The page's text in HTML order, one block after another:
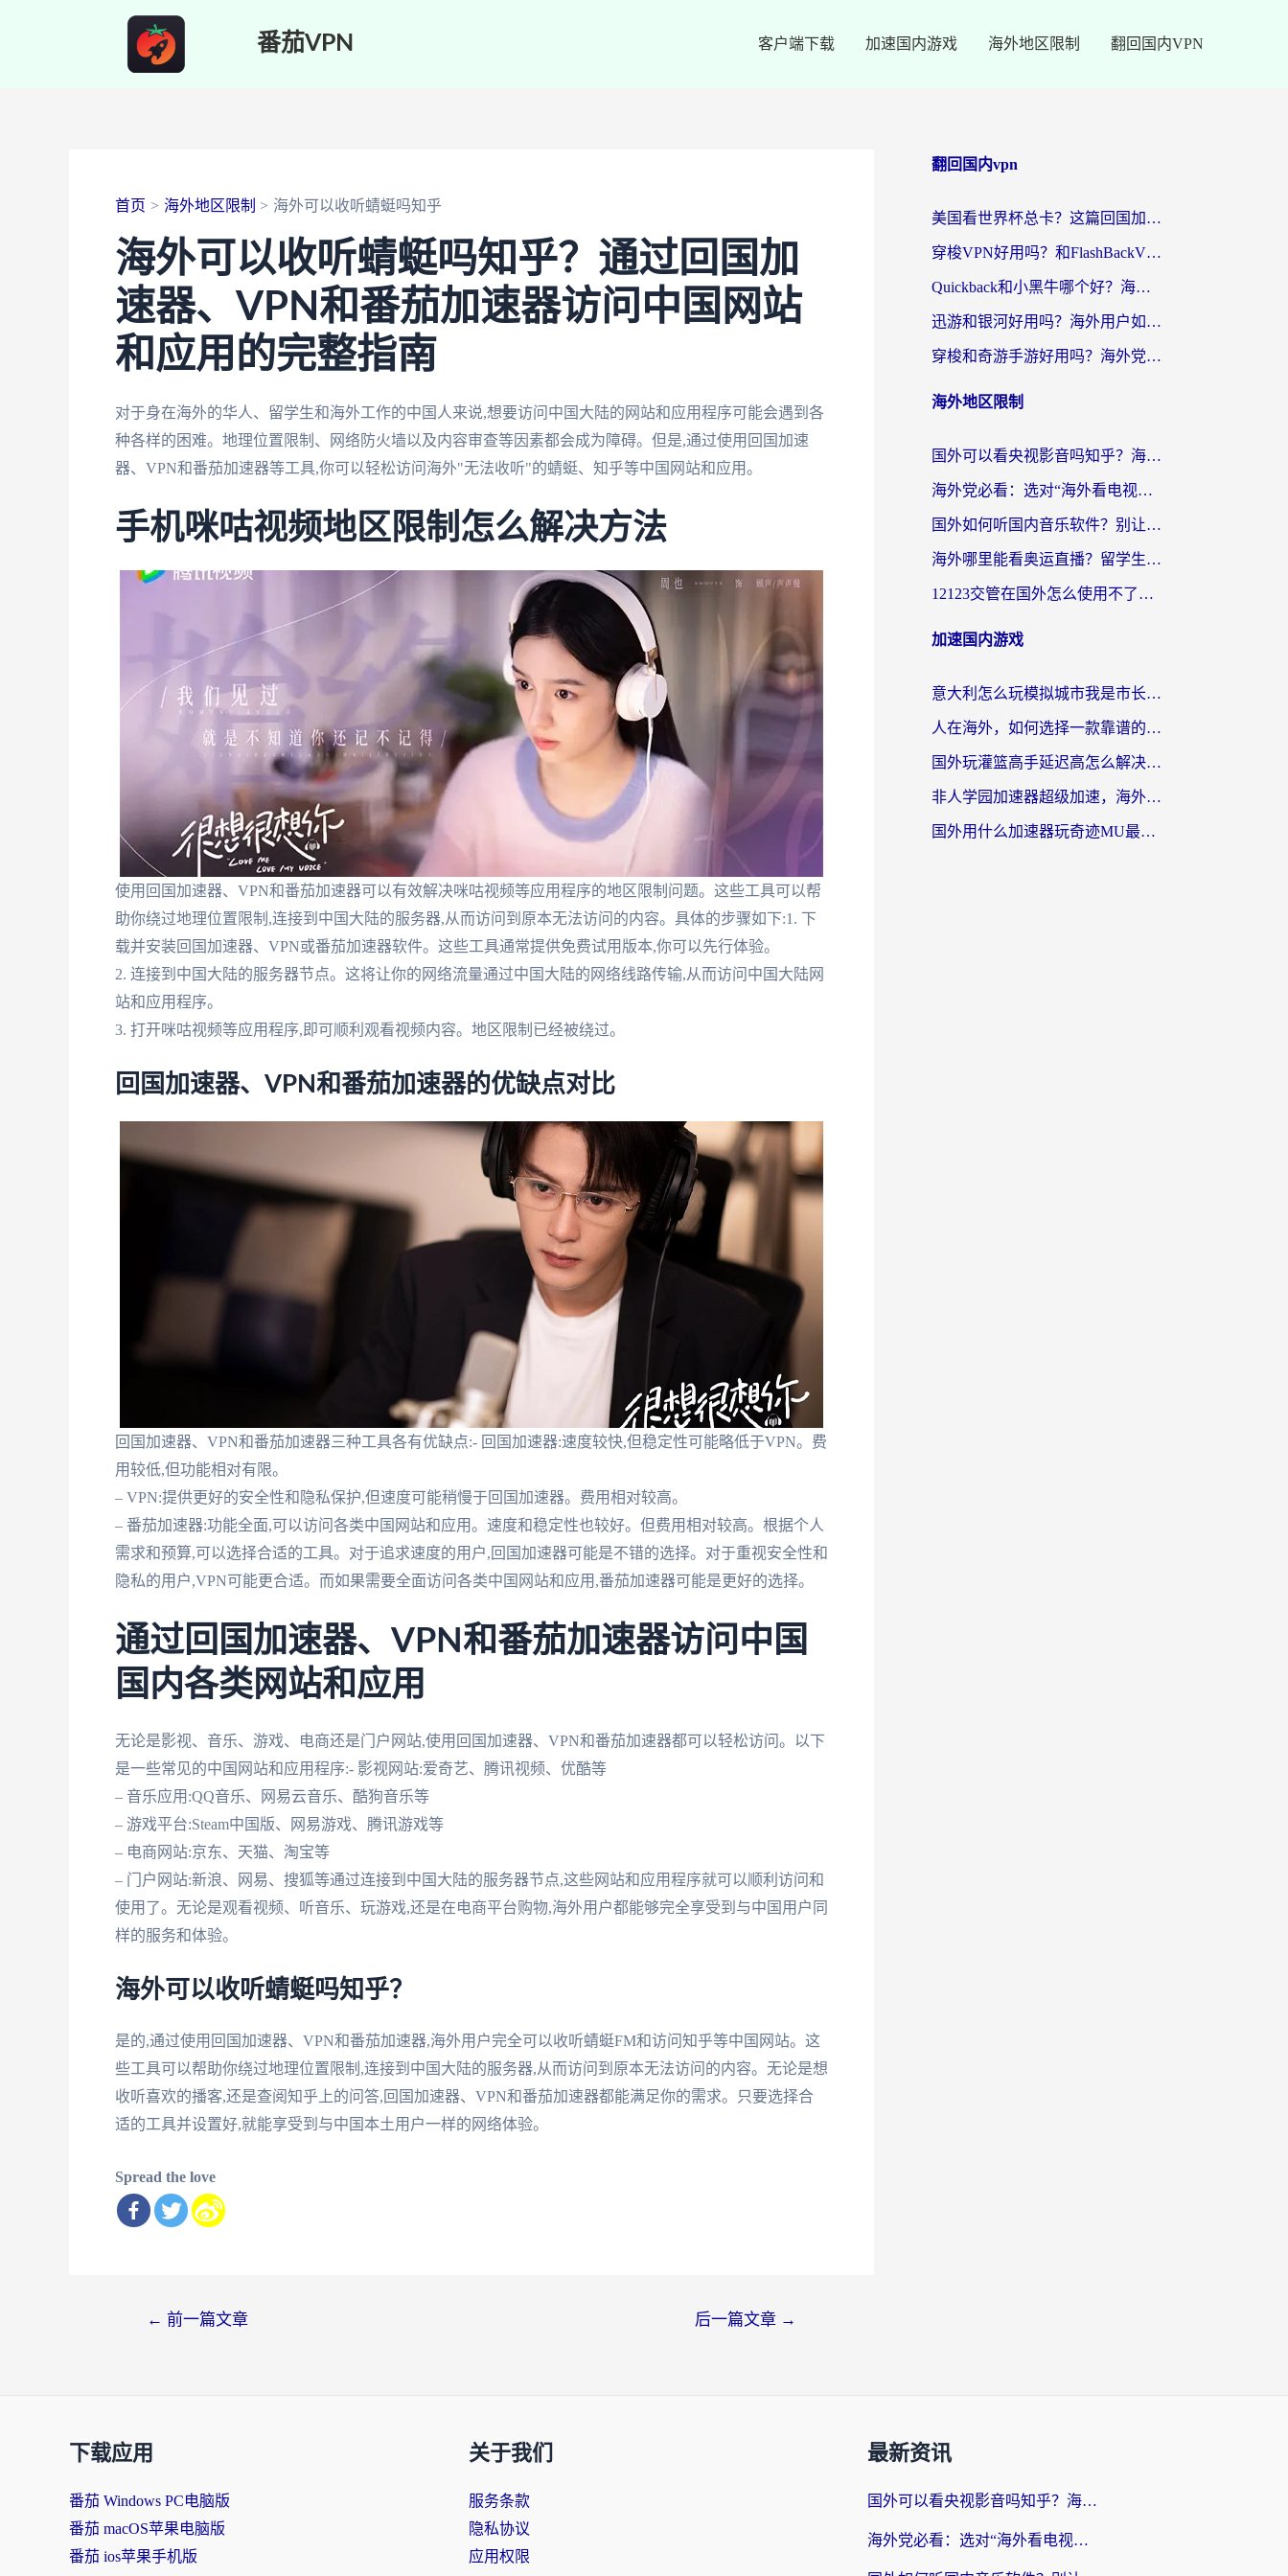
番茄VPN 客户端下载 加速国内游戏 海外地区限制 翻回国内VPN
首页 海外地区限制 海外可以收听蜻蜓吗知乎
海外可以收听蜻蜓吗知乎？通过回国加
速器、VPN和番茄加速器访问中国网站
和应用的完整指南
对于身在海外的华人、留学生和海外工作的中国人来说,想要访问中国大陆的网站和应用程序可能会遇到各
种各样的困难。地理位置限制、网络防火墙以及内容审查等因素都会成为障碍。但是,通过使用回国加速
器、VPN和番茄加速器等工具,你可以轻松访问海外"无法收听"的蜻蜓、知乎等中国网站和应用。
手机咪咕视频地区限制怎么解决方法
使用回国加速器、VPN和番茄加速器可以有效解决咪咕视频等应用程序的地区限制问题。这些工具可以帮
助你绕过地理位置限制,连接到中国大陆的服务器,从而访问到原本无法访问的内容。具体的步骤如下:1. 下
载并安装回国加速器、VPN或番茄加速器软件。这些工具通常提供免费试用版本,你可以先行体验。
2. 连接到中国大陆的服务器节点。这将让你的网络流量通过中国大陆的网络线路传输,从而访问中国大陆网
站和应用程序。
3. 打开咪咕视频等应用程序,即可顺利观看视频内容。地区限制已经被绕过。
回国加速器、VPN和番茄加速器的优缺点对比
回国加速器、VPN和番茄加速器三种工具各有优缺点:- 回国加速器:速度较快,但稳定性可能略低于VPN。费
用较低,但功能相对有限。
– VPN:提供更好的安全性和隐私保护,但速度可能稍慢于回国加速器。费用相对较高。
– 番茄加速器:功能全面,可以访问各类中国网站和应用。速度和稳定性也较好。但费用相对较高。根据个人
需求和预算,可以选择合适的工具。对于追求速度的用户,回国加速器可能是不错的选择。对于重视安全性和
隐私的用户,VPN可能更合适。而如果需要全面访问各类中国网站和应用,番茄加速器可能是更好的选择。
通过回国加速器、VPN和番茄加速器访问中国
国内各类网站和应用
无论是影视、音乐、游戏、电商还是门户网站,使用回国加速器、VPN和番茄加速器都可以轻松访问。以下
是一些常见的中国网站和应用程序:- 影视网站:爱奇艺、腾讯视频、优酷等
– 音乐应用:QQ音乐、网易云音乐、酷狗音乐等
– 游戏平台:Steam中国版、网易游戏、腾讯游戏等
– 电商网站:京东、天猫、淘宝等
– 门户网站:新浪、网易、搜狐等通过连接到中国大陆的服务器节点,这些网站和应用程序就可以顺利访问和
使用了。无论是观看视频、听音乐、玩游戏,还是在电商平台购物,海外用户都能够完全享受到与中国用户同
样的服务和体验。
海外可以收听蜻蜓吗知乎？
是的,通过使用回国加速器、VPN和番茄加速器,海外用户完全可以收听蜻蜓FM和访问知乎等中国网站。这
些工具可以帮助你绕过地理位置限制,连接到中国大陆的服务器,从而访问到原本无法访问的内容。无论是想
收听喜欢的播客,还是查阅知乎上的问答,回国加速器、VPN和番茄加速器都能满足你的需求。只要选择合
适的工具并设置好,就能享受到与中国本土用户一样的网络体验。
Spread the love
← 前一篇文章 后一篇文章 →
翻回国内vpn
美国看世界杯总卡？这篇回国加速器指南帮你无缝刷国内资源（附苹果手机VPN设置步骤）
穿梭VPN好用吗？和FlashBackVPN对比哪个回国效果更好？
Quickback和小黑牛哪个好？海外党亲测指南，选对回国加速器秒回国内
迅游和银河好用吗？海外用户如何选择回国加速器实现无缝访问国内资源
穿梭和奇游手游好用吗？海外党亲测3款回国加速器，附蜜蜂加速器七天试用攻略
海外地区限制
国外可以看央视影音吗知乎？海外党亲测有效的回国加速方案
海外党必看：选对“海外看电视剧软件”，再也不用愁国内剧刷不了
国外如何听国内音乐软件？别让地域限制，断了你的中文歌单
海外哪里能看奥运直播？留学生&海外华人必看的体育赛事观赛终极指南
12123交管在国外怎么使用不了？海外华人必看的无缝访问国内资源指南
加速国内游戏
意大利怎么玩模拟城市我是市长？海外党国服游戏加速终极攻略（附三国3量子特攻解决办法）
人在海外，如何选择一款靠谱的玩剑灵2加速器？
国外玩灌篮高手延迟高怎么解决？海外玩家国服游戏加速终极指南
非人学园加速器超级加速，海外玩家重返国服的通行证
国外用什么加速器玩奇迹MU最好？2026海外玩家国服游戏加速全攻略
下载应用
番茄 Windows PC电脑版
番茄 macOS苹果电脑版
番茄 ios苹果手机版
关于我们
服务条款
隐私协议
应用权限
最新资讯
国外可以看央视影音吗知乎？海外党亲测有效的回国加速方案
海外党必看：选对“海外看电视剧软件”，再也不用愁国内剧刷不了